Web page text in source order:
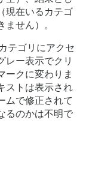
現在いるカテゴ
せん）。
カテゴリにアクセ
レー表示でクリ
ークに変わりま
ストは表示され
ムで修正されて
るのかは不明で